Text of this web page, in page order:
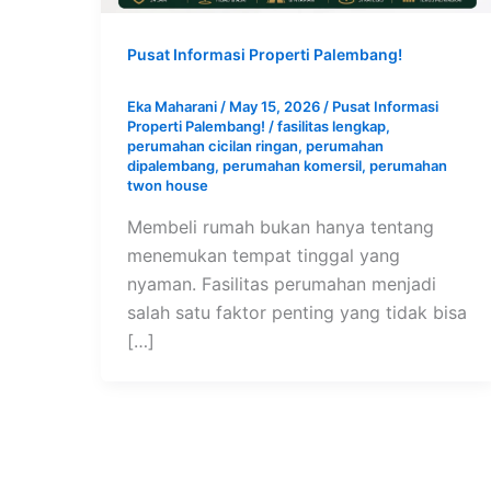
Pusat Informasi Properti Palembang!
Eka Maharani / May 15, 2026 / Pusat Informasi
Properti Palembang! /fasilitas lengkap,
perumahan cicilan ringan, perumahan
dipalembang, perumahan komersil, perumahan
twon house
Membeli rumah bukan hanya tentang
menemukan tempat tinggal yang
nyaman. Fasilitas perumahan menjadi
salah satu faktor penting yang tidak bisa
[…]